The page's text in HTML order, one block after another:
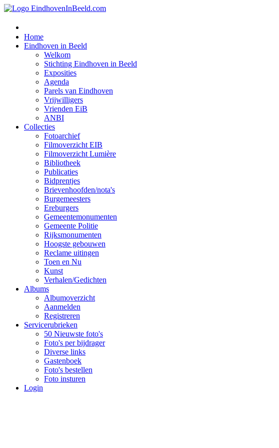
Home
Eindhoven in Beeld
Welkom
Stichting Eindhoven in Beeld
Exposities
Agenda
Parels van Eindhoven
Vrijwilligers
Vrienden EiB
ANBI
Collecties
Fotoarchief
Filmoverzicht EIB
Filmoverzicht Lumière
Bibliotheek
Publicaties
Bidprentjes
Brievenhoofden/nota's
Burgemeesters
Ereburgers
Gemeentemonumenten
Gemeente Politie
Rijksmonumenten
Hoogste gebouwen
Reclame uitingen
Toen en Nu
Kunst
Verhalen/Gedichten
Albums
Albumoverzicht
Aanmelden
Registreren
Servicerubrieken
50 Nieuwste foto's
Foto's per bijdrager
Diverse links
Gastenboek
Foto's bestellen
Foto insturen
Login